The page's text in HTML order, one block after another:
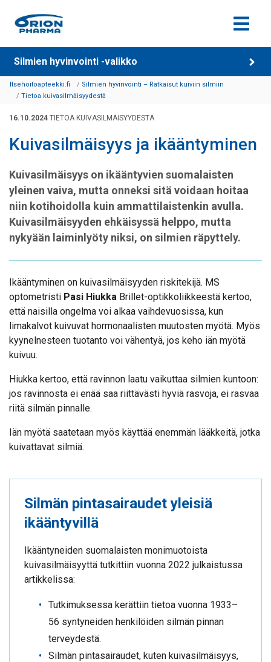
Siirry sisältöön
Silmien hyvinvointi -valikko
Itsehoitoapteekki.fi
Silmien hyvinvointi – Ratkaisut kuiviin silmiin
Tietoa kuivasilmäisyydestä
16.10.2024 TIETOA KUIVASILMÄISYYDESTÄ
Kuivasilmäisyys ja ikääntyminen
Kuivasilmäisyys on ikääntyvien suomalaisten
yleinen vaiva, mutta onneksi sitä voidaan hoitaa
niin kotihoidolla kuin ammattilaistenkin avulla.
Kuivasilmäisyyden ehkäisyssä helppo, mutta
nykyään laiminlyöty niksi, on silmien räpyttely.
Ikääntyminen on kuivasilmäisyyden riskitekijä. MS
optometristi Pasi Hiukka Brillet-optikkoliikkeestä kertoo,
että naisilla ongelma voi alkaa vaihdevuosissa, kun
limakalvot kuivuvat hormonaalisten muutosten myötä. Myös
kyynelnesteen tuotanto voi vähentyä, jos keho iän myötä
kuivuu.
Hiukka kertoo, että ravinnon laatu vaikuttaa silmien kuntoon:
jos ravinnosta ei enää saa riittävästi hyviä rasvoja, ei rasvaa
riitä silmän pinnalle.
Iän myötä saatetaan myös käyttää enemmän lääkkeitä, jotka
kuivattavat silmiä.
Silmän pintasairaudet yleisiä
ikääntyvillä
Ikääntyneiden suomalaisten monimuotoista
kuivasilmäisyyttä tutkittiin vuonna 2022 julkaistussa
artikkelissa:
Tutkimuksessa kerättiin tietoa vuonna 1933–
56 syntyneiden henkilöiden silmän pinnan
terveydestä.
Silmän pintasairaudet, kuten kuivasilmäisyys,